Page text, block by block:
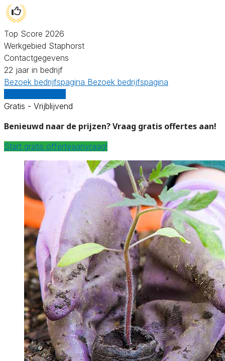
Top Score 2026
Werkgebied Staphorst
Contactgegevens
22 jaar in bedrijf
Bezoek bedrijfspagina Bezoek bedrijfspagina
Gratis - Vrijblijvend
Benieuwd naar de prijzen? Vraag gratis offertes aan!
Start gratis offerteaanvraag!